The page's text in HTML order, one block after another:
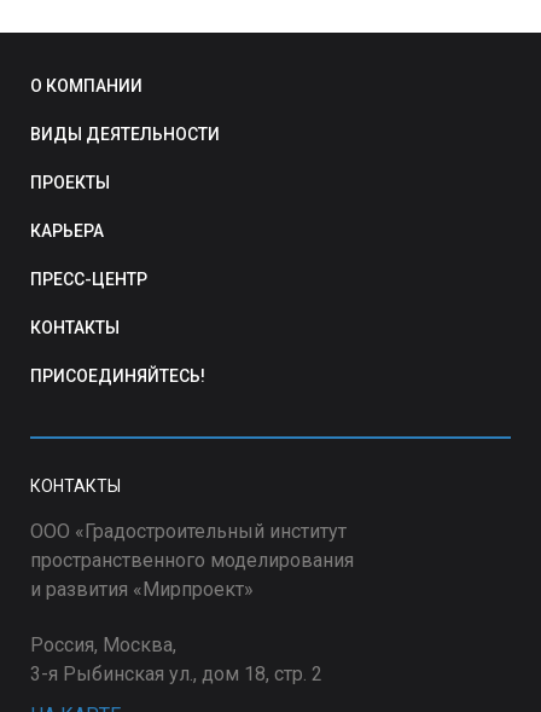
О КОМПАНИИ
ВИДЫ ДЕЯТЕЛЬНОСТИ
ПРОЕКТЫ
КАРЬЕРА
ПРЕСС-ЦЕНТР
КОНТАКТЫ
ПРИСОЕДИНЯЙТЕСЬ!
КОНТАКТЫ
ООО «Градостроительный институт
пространственного моделирования
и развития «Мирпроект»
Россия, Москва,
3-я Рыбинская ул., дом 18, стр. 2